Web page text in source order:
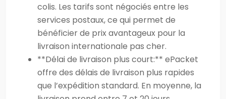
colis. Les tarifs sont négociés entre les
services postaux, ce qui permet de
bénéficier de prix avantageux pour la
livraison internationale pas cher.
**Délai de livraison plus court:** ePacket
offre des délais de livraison plus rapides
que l’expédition standard. En moyenne, la